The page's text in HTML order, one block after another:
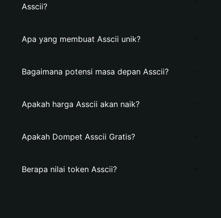
Asscii?
Apa yang membuat Asscii unik?
Bagaimana potensi masa depan Asscii?
Apakah harga Asscii akan naik?
Apakah Dompet Asscii Gratis?
Berapa nilai token Asscii?